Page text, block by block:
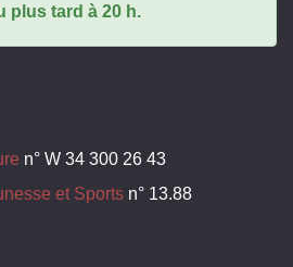
plus tard à 20 h.
n° W 34 300 26 43
et Sports n° 13.88